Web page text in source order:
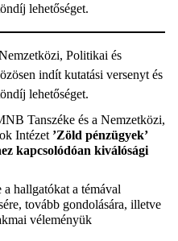
lehetőséget.
Politikai és
indít kutatási versenyt és
lehetőséget.
Tanszéke és a Nemzetközi,
Intézet ’Zöld pénzügyek’
kapcsolódóan kiválósági
hallgatókat a témával
tovább gondolására, illetve
véleményük